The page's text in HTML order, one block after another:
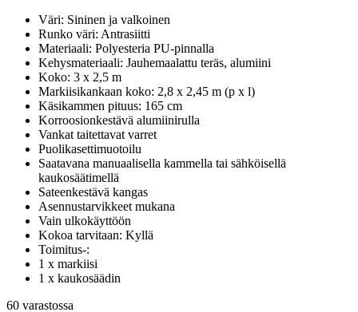
Väri: Sininen ja valkoinen
Runko väri: Antrasiitti
Materiaali: Polyesteria PU-pinnalla
Kehysmateriaali: Jauhemaalattu teräs, alumiini
Koko: 3 x 2,5 m
Markiisikankaan koko: 2,8 x 2,45 m (p x l)
Käsikammen pituus: 165 cm
Korroosionkestävä alumiinirulla
Vankat taitettavat varret
Puolikasettimuotoilu
Saatavana manuaalisella kammella tai sähköisellä
kaukosäätimellä
Sateenkestävä kangas
Asennustarvikkeet mukana
Vain ulkokäyttöön
Kokoa tarvitaan: Kyllä
Toimitus-:
1 x markiisi
1 x kaukosäädin
60 varastossa